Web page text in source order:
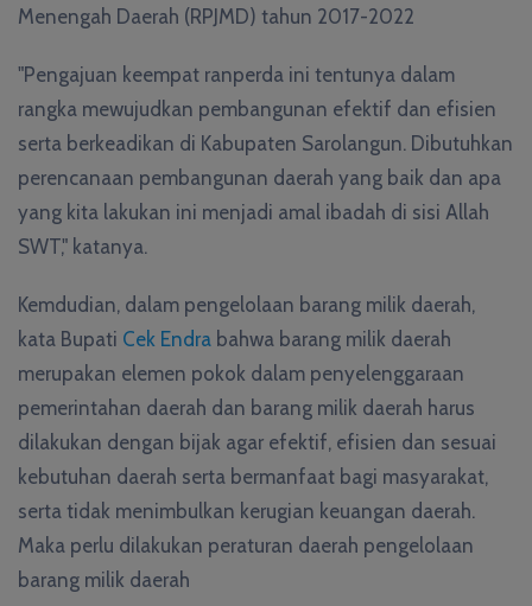
Menengah Daerah (RPJMD) tahun 2017-2022
"Pengajuan keempat ranperda ini tentunya dalam
rangka mewujudkan pembangunan efektif dan efisien
serta berkeadikan di Kabupaten Sarolangun. Dibutuhkan
perencanaan pembangunan daerah yang baik dan apa
yang kita lakukan ini menjadi amal ibadah di sisi Allah
SWT," katanya.
Kemdudian, dalam pengelolaan barang milik daerah,
kata Bupati Cek Endra bahwa barang milik daerah
merupakan elemen pokok dalam penyelenggaraan
pemerintahan daerah dan barang milik daerah harus
dilakukan dengan bijak agar efektif, efisien dan sesuai
kebutuhan daerah serta bermanfaat bagi masyarakat,
serta tidak menimbulkan kerugian keuangan daerah.
Maka perlu dilakukan peraturan daerah pengelolaan
barang milik daerah